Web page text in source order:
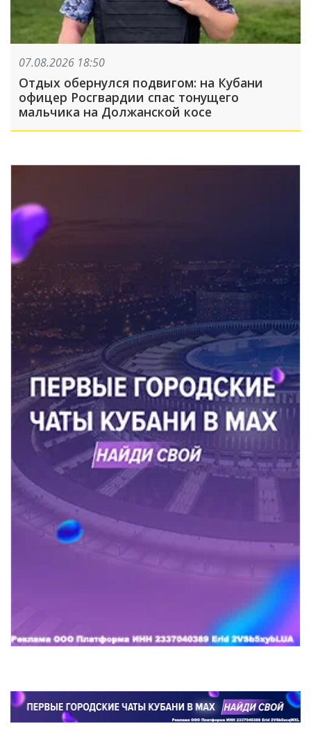
07.08.2026 18:50
Отдых обернулся подвигом: на Кубани
офицер Росгвардии спас тонущего
мальчика на Должанской косе